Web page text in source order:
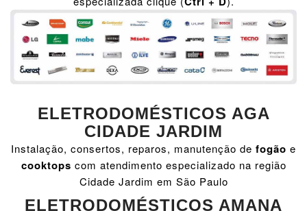
ELETRODOMÉSTICOS AGA
CIDADE JARDIM
Instalação, consertos, reparos, manutenção de fogão e
cooktops com atendimento especializado na região
Cidade Jardim em São Paulo
ELETRODOMÉSTICOS AMANA